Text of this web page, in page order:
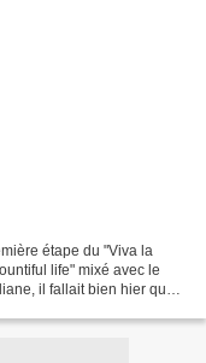
étape du "Viva la
life" mixé avec le
il fallait bien hier que